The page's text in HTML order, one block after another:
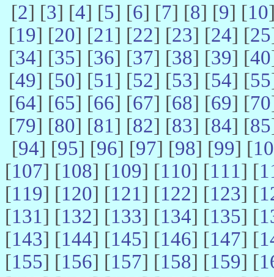
[2] [3] [4] [5] [6] [7] [8] [9] [10
[19] [20] [21] [22] [23] [24] [25
[34] [35] [36] [37] [38] [39] [40
[49] [50] [51] [52] [53] [54] [55
[64] [65] [66] [67] [68] [69] [70
[79] [80] [81] [82] [83] [84] [85
[94] [95] [96] [97] [98] [99] [
[107] [108] [109] [110] [111] [
[119] [120] [121] [122] [123] [
[131] [132] [133] [134] [135] [
[143] [144] [145] [146] [147] [
[155] [156] [157] [158] [159] [